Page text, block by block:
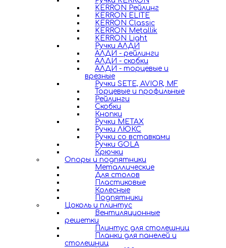
KERRON Рейлинг
KERRON ELITE
KERRON Classic
KERRON Metallik
KERRON Light
Ручки АЛДИ
АЛДИ - рейлинги
АЛДИ - скобки
АЛДИ - торцевые и
врезные
Ручки SETE, AVIOR, MF
Торцевые и профильные
Рейлинги
Скобки
Кнопки
Ручки METAX
Ручки ЛЮКС
Ручки со вставками
Ручки GOLA
Крючки
Опоры и подпятники
Металлические
Для столов
Пластиковые
Колесные
Подпятники
Цоколь и плинтус
Вентиляционные
решетки
Плинтус для столешниц
Планки для панелей и
столешниц